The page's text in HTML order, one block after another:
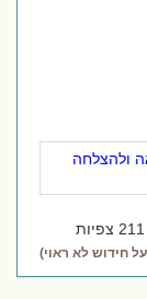
חידוש לא ראוי)